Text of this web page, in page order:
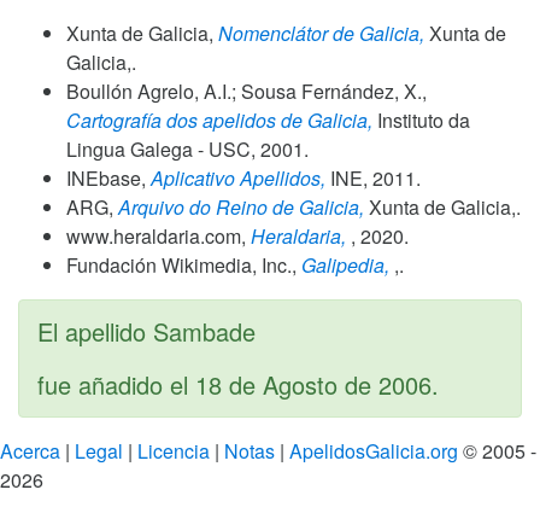
Xunta de Galicia, Nomenclátor de Galicia, Xunta de
Galicia,.
Boullón Agrelo, A.I.; Sousa Fernández, X.,
Cartografía dos apelidos de Galicia, Instituto da
Lingua Galega - USC, 2001.
INEbase, Aplicativo Apellidos, INE, 2011.
ARG, Arquivo do Reino de Galicia, Xunta de Galicia,.
www.heraldaria.com, Heraldaria, , 2020.
Fundación Wikimedia, Inc., Galipedia, ,.
El apellido Sambade
fue añadido el 18 de Agosto de 2006.
Acerca | Legal | Licencia | Notas | ApelidosGalicia.org © 2005 -
2026